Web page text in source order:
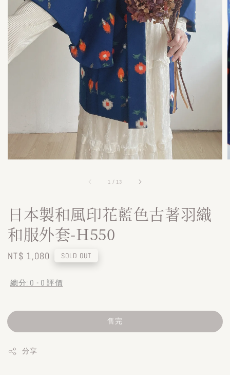
1 / 13
日本製和風印花藍色古著羽織
和服外套-H550
Regular
NT$ 1,080 SOLD OUT
總分: 0 - 0 評價
售完
分享